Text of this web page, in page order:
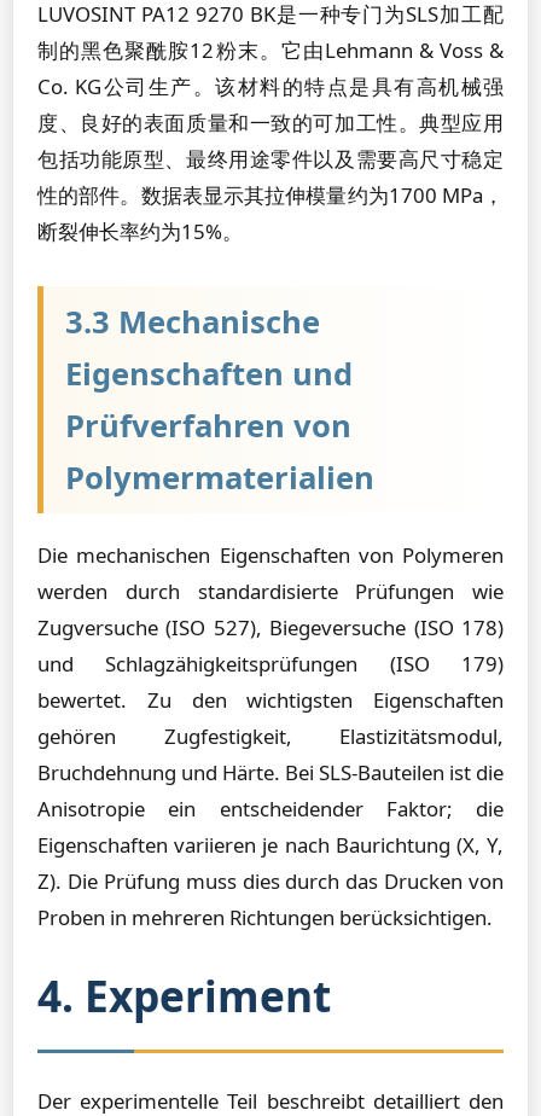
LUVOSINT PA12 9270 BK是一种专门为SLS加工配
制的黑色聚酰胺12粉末。它由Lehmann & Voss &
Co. KG公司生产。该材料的特点是具有高机械强
度、良好的表面质量和一致的可加工性。典型应用
包括功能原型、最终用途零件以及需要高尺寸稳定
性的部件。数据表显示其拉伸模量约为1700 MPa，
断裂伸长率约为15%。
3.3 Mechanische
Eigenschaften und
Prüfverfahren von
Polymermaterialien
Die mechanischen Eigenschaften von Polymeren
werden durch standardisierte Prüfungen wie
Zugversuche (ISO 527), Biegeversuche (ISO 178)
und Schlagzähigkeitsprüfungen (ISO 179)
bewertet. Zu den wichtigsten Eigenschaften
gehören Zugfestigkeit, Elastizitätsmodul,
Bruchdehnung und Härte. Bei SLS-Bauteilen ist die
Anisotropie ein entscheidender Faktor; die
Eigenschaften variieren je nach Baurichtung (X, Y,
Z). Die Prüfung muss dies durch das Drucken von
Proben in mehreren Richtungen berücksichtigen.
4. Experiment
Der experimentelle Teil beschreibt detailliert den